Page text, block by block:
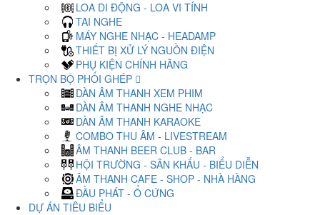
LOA DI ĐỘNG - LOA VI TÍNH
TAI NGHE
MÁY NGHE NHẠC - HEADAMP
THIẾT BỊ XỬ LÝ NGUỒN ĐIỆN
PHỤ KIỆN CHÍNH HÃNG
TRỌN BỘ PHỐI GHÉP
DÀN ÂM THANH XEM PHIM
DÀN ÂM THANH NGHE NHẠC
DÀN ÂM THANH KARAOKE
COMBO THU ÂM - LIVESTREAM
ÂM THANH BEER CLUB - BAR
HỘI TRƯỜNG - SÂN KHẤU - BIỂU DIỄN
ÂM THANH CAFE - SHOP - NHÀ HÀNG
ĐẦU PHÁT - Ổ CỨNG
DỰ ÁN TIÊU BIỂU